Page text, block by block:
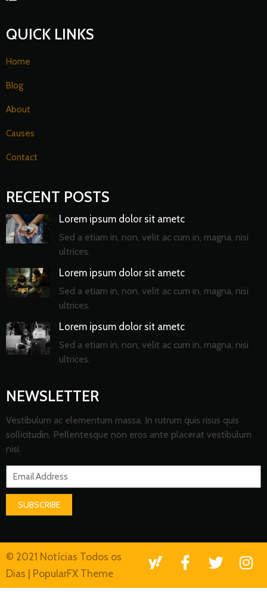
QUICK LINKS
Home
Blog
About
Causes
Contact
RECENT POSTS
Lorem ipsum dolor sit ametc
Sed a etiam in, non, velit ac cum in, magna, nisi
ultrices.
Lorem ipsum dolor sit ametc
Sed a etiam in, non, velit ac cum in, magna, nisi
ultrices.
Lorem ipsum dolor sit ametc
Sed a etiam in, non, velit ac cum in, magna, nisi
ultrices.
NEWSLETTER
Vestibulum ac elementum massa. In rutrum quis risus quis
sollicitudin. Pellentesque non eros ante placerat vestibulum
nisi.
SUBSCRIBE
© 2021 Notícias Todos os
Dias | PopularFX Theme